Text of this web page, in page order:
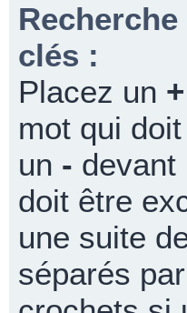
clés :
Placez un +
mot qui
un - devant
doit être
une suite
séparés